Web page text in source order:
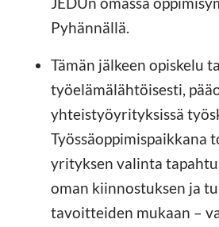
Pyhännällä.
Tämän jälkeen opiskelu
työelämälähtöisesti,
yhteistyöyrityksissä
Työssäoppimispaikkana
yrityksen valinta
oman kiinnostuksen ja
tavoitteiden mukaan –